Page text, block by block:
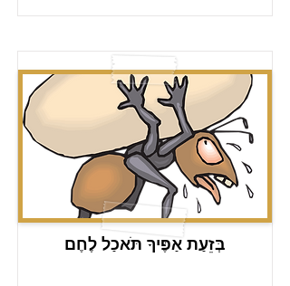
בְּזֵעַת אַפֶּיךָ תֹּאכַל לֶחֶם